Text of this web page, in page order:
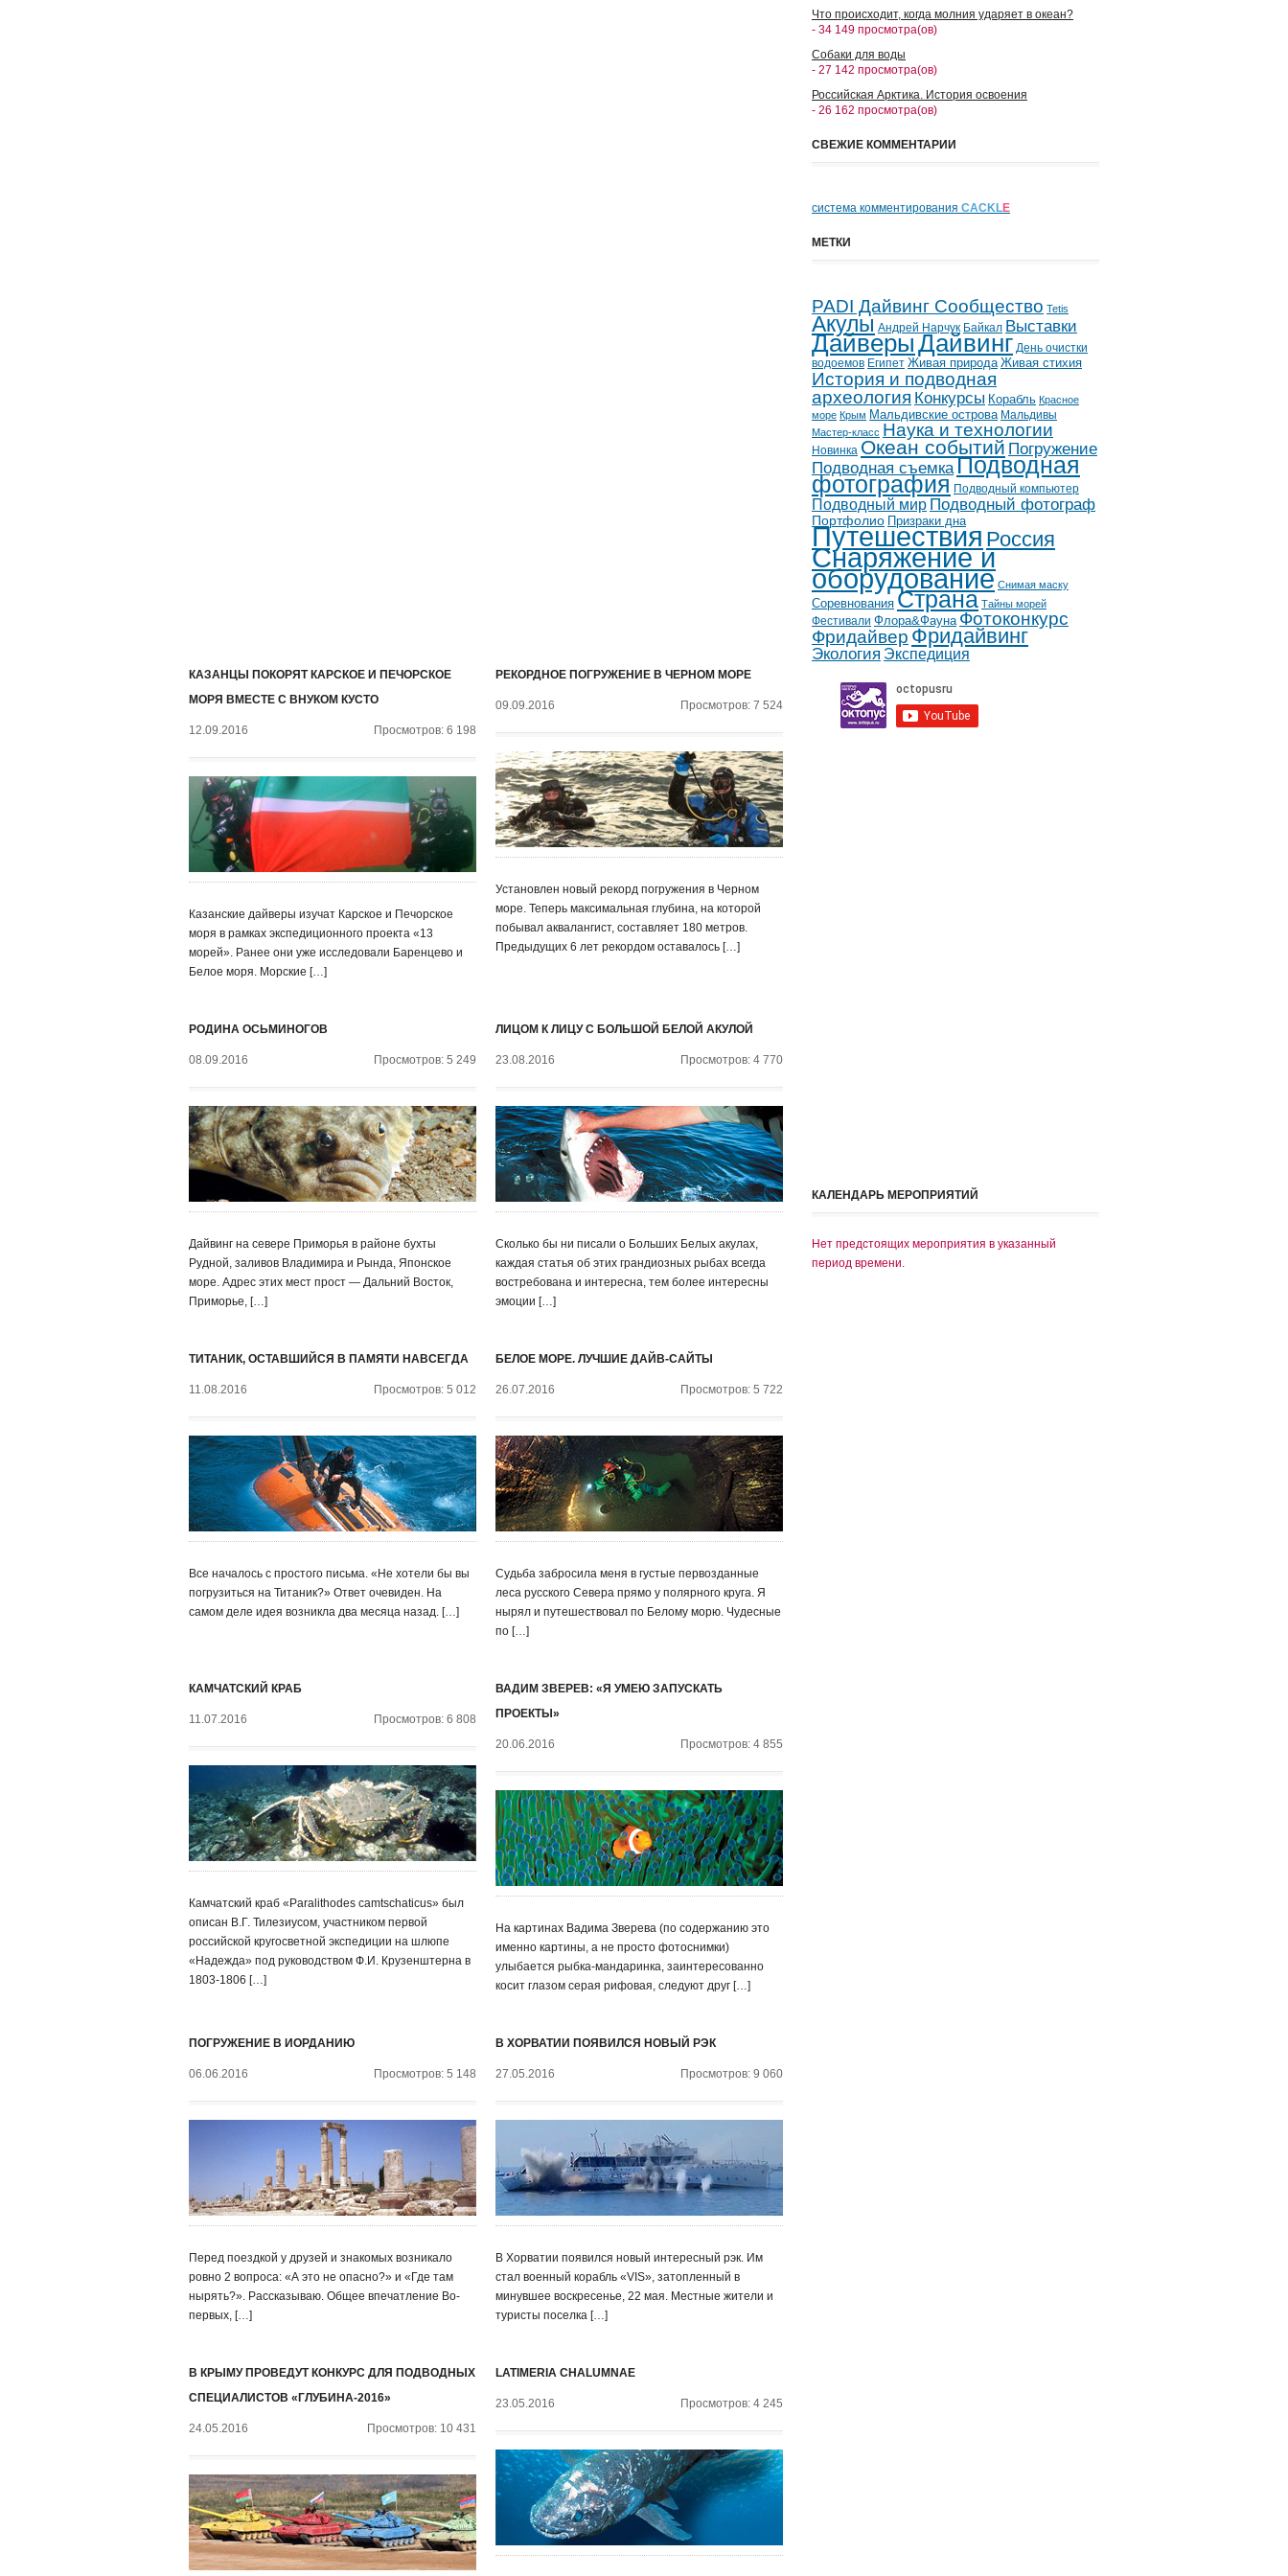
КАЗАНЦЫ ПОКОРЯТ КАРСКОЕ И ПЕЧОРСКОЕ
МОРЯ ВМЕСТЕ С ВНУКОМ КУСТО
12.09.2016 Просмотров: 6 198
Казанские дайверы изучат Карское и Печорское
моря в рамках экспедиционного проекта «13
морей». Ранее они уже исследовали Баренцево и
Белое моря. Морские […]
РЕКОРДНОЕ ПОГРУЖЕНИЕ В ЧЕРНОМ МОРЕ
09.09.2016 Просмотров: 7 524
Установлен новый рекорд погружения в Черном
море. Теперь максимальная глубина, на которой
побывал аквалангист, составляет 180 метров.
Предыдущих 6 лет рекордом оставалось […]
РОДИНА ОСЬМИНОГОВ
08.09.2016 Просмотров: 5 249
Дайвинг на севере Приморья в районе бухты
Рудной, заливов Владимира и Рында, Японское
море. Адрес этих мест прост — Дальний Восток,
Приморье, […]
ЛИЦОМ К ЛИЦУ С БОЛЬШОЙ БЕЛОЙ АКУЛОЙ
23.08.2016 Просмотров: 4 770
Сколько бы ни писали о Больших Белых акулах,
каждая статья об этих грандиозных рыбах всегда
востребована и интересна, тем более интересны
эмоции […]
ТИТАНИК, ОСТАВШИЙСЯ В ПАМЯТИ НАВСЕГДА
11.08.2016 Просмотров: 5 012
Все началось с простого письма. «Не хотели бы вы
погрузиться на Титаник?» Ответ очевиден. На
самом деле идея возникла два месяца назад. […]
БЕЛОЕ МОРЕ. ЛУЧШИЕ ДАЙВ-САЙТЫ
26.07.2016 Просмотров: 5 722
Судьба забросила меня в густые первозданные
леса русского Севера прямо у полярного круга. Я
нырял и путешествовал по Белому морю. Чудесные
по […]
КАМЧАТСКИЙ КРАБ
11.07.2016 Просмотров: 6 808
Камчатский краб «Paralithodes camtschaticus» был
описан В.Г. Тилезиусом, участником первой
российской кругосветной экспедиции на шлюпе
«Надежда» под руководством Ф.И. Крузенштерна в
1803-1806 […]
ВАДИМ ЗВЕРЕВ: «Я УМЕЮ ЗАПУСКАТЬ
ПРОЕКТЫ»
20.06.2016 Просмотров: 4 855
На картинах Вадима Зверева (по содержанию это
именно картины, а не просто фотоснимки)
улыбается рыбка-мандаринка, заинтересованно
косит глазом серая рифовая, следуют друг […]
ПОГРУЖЕНИЕ В ИОРДАНИЮ
06.06.2016 Просмотров: 5 148
Перед поездкой у друзей и знакомых возникало
ровно 2 вопроса: «А это не опасно?» и «Где там
нырять?». Рассказываю. Общее впечатление Во-
первых, […]
В ХОРВАТИИ ПОЯВИЛСЯ НОВЫЙ РЭК
27.05.2016 Просмотров: 9 060
В Хорватии появился новый интересный рэк. Им
стал военный корабль «VIS», затопленный в
минувшее воскресенье, 22 мая. Местные жители и
туристы поселка […]
В КРЫМУ ПРОВЕДУТ КОНКУРС ДЛЯ ПОДВОДНЫХ
СПЕЦИАЛИСТОВ «ГЛУБИНА-2016»
24.05.2016 Просмотров: 10 431
LATIMERIA CHALUMNAE
23.05.2016 Просмотров: 4 245
Что происходит, когда молния ударяет в океан?
- 34 149 просмотра(ов)
Собаки для воды
- 27 142 просмотра(ов)
Российская Арктика. История освоения
- 26 162 просмотра(ов)
СВЕЖИЕ КОММЕНТАРИИ
система комментирования CACKLE
МЕТКИ
PADI Дайвинг Сообщество Tetis
Акулы Андрей Нарчук Байкал Выставки
ДайверыДайвинг День очистки
водоемов Египет Живая природа Живая стихия
История и подводная
археология Конкурсы Корабль Красное
море Крым Мальдивские острова Мальдивы
Мастер-класс Наука и технологии
Новинка Океан событий Погружение
Подводная съемкаПодводная
фотография Подводный компьютер
Подводный мир Подводный фотограф
Портфолио Призраки дна
Путешествия Россия
Снаряжение и
оборудование Снимая маску
Соревнования Страна Тайны морей
Фестивали Флора&Фауна Фотоконкурс
Фридайвер Фридайвинг
Экология Экспедиция
КАЛЕНДАРЬ МЕРОПРИЯТИЙ
Нет предстоящих мероприятия в указанный
период времени.